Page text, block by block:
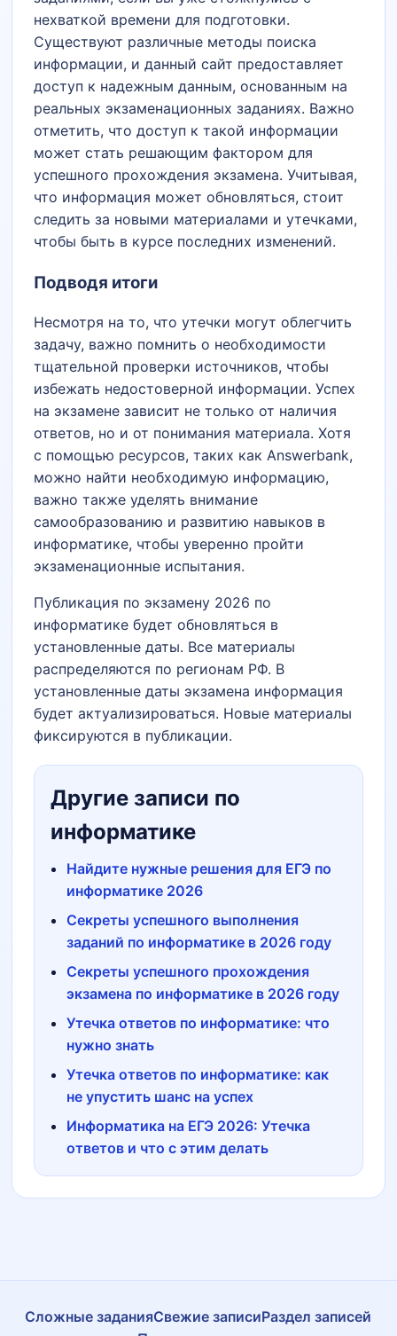
нехваткой времени для подготовки.
Существуют различные методы поиска
информации, и данный сайт предоставляет
доступ к надежным данным, основанным на
реальных экзаменационных заданиях. Важно
отметить, что доступ к такой информации
может стать решающим фактором для
успешного прохождения экзамена. Учитывая,
что информация может обновляться, стоит
следить за новыми материалами и утечками,
чтобы быть в курсе последних изменений.
Подводя итоги
Несмотря на то, что утечки могут облегчить
задачу, важно помнить о необходимости
тщательной проверки источников, чтобы
избежать недостоверной информации. Успех
на экзамене зависит не только от наличия
ответов, но и от понимания материала. Хотя
с помощью ресурсов, таких как Answerbank,
можно найти необходимую информацию,
важно также уделять внимание
самообразованию и развитию навыков в
информатике, чтобы уверенно пройти
экзаменационные испытания.
Публикация по экзамену 2026 по
информатике будет обновляться в
установленные даты. Все материалы
распределяются по регионам РФ. В
установленные даты экзамена информация
будет актуализироваться. Новые материалы
фиксируются в публикации.
Другие записи по
информатике
Найдите нужные решения для ЕГЭ по
информатике 2026
Секреты успешного выполнения
заданий по информатике в 2026 году
Секреты успешного прохождения
экзамена по информатике в 2026 году
Утечка ответов по информатике: что
нужно знать
Утечка ответов по информатике: как
не упустить шанс на успех
Информатика на ЕГЭ 2026: Утечка
ответов и что с этим делать
Сложные заданияСвежие записиРаздел записей